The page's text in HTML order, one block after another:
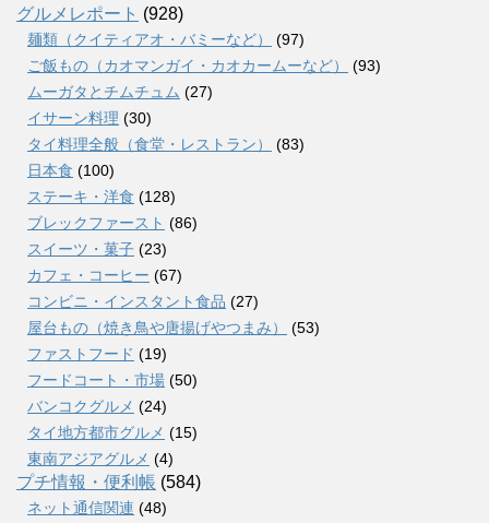
グルメレポート (928)
麺類（クイティアオ・バミーなど）
(97)
ご飯もの（カオマンガイ・カオカームーなど）
(93)
ムーガタとチムチュム (27)
イサーン料理 (30)
タイ料理全般（食堂・レストラン）
(83)
日本食 (100)
ステーキ・洋食 (128)
ブレックファースト (86)
スイーツ・菓子 (23)
カフェ・コーヒー (67)
コンビニ・インスタント食品 (27)
屋台もの（焼き鳥や唐揚げやつまみ）
(53)
ファストフード (19)
フードコート・市場 (50)
バンコクグルメ (24)
タイ地方都市グルメ (15)
東南アジアグルメ (4)
プチ情報・便利帳 (584)
ネット通信関連 (48)